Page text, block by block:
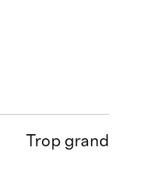
Trop grand